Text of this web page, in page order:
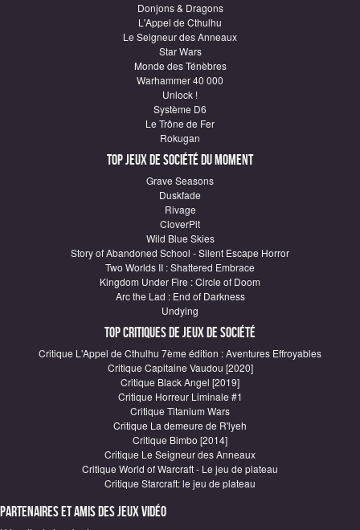
Donjons & Dragons
L'Appel de Cthulhu
Le Seigneur des Anneaux
Star Wars
Monde des Ténèbres
Warhammer 40 000
Unlock !
Système D6
Le Trône de Fer
Rokugan
Top Jeux de société du moment
Grave Seasons
Duskfade
Rivage
CloverPit
Wild Blue Skies
Story of Abandoned School - Silent Escape Horror
Two Worlds II : Shattered Embrace
Kingdom Under Fire : Circle of Doom
Arc the Lad : End of Darkness
Undying
Top critiques de Jeux de société
Critique L'Appel de Cthulhu 7ème édition : Aventures Effroyables
Critique Capitaine Vaudou [2020]
Critique Black Angel [2019]
Critique Horreur Liminale #1
Critique Titanium Wars
Critique La demeure de R'lyeh
Critique Bimbo [2014]
Critique Le Seigneur des Anneaux
Critique World of Warcraft - Le jeu de plateau
Critique Starcraft: le jeu de plateau
Partenaires et amis des jeux vidéo